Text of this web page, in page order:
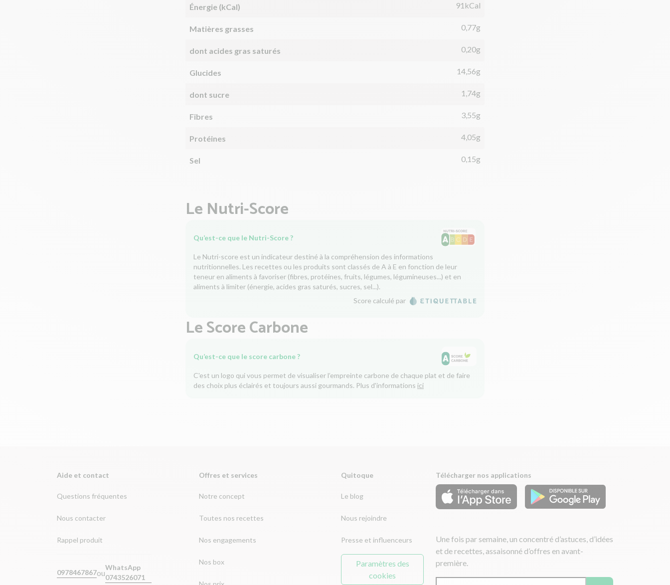
Énergie (kCal) 91kCal
Matières grasses 0,77g
dont acides gras saturés 0,20g
Glucides 14,56g
dont sucre 1,74g
Fibres 3,55g
Protéines 4,05g
Sel 0,15g
Le Nutri-Score
Qu’est-ce que le Nutri-Score ?
Le Nutri-score est un indicateur destiné à la compréhension des informations
nutritionnelles. Les recettes ou les produits sont classés de A à E en fonction de leur
teneur en aliments à favoriser (fibres, protéines, fruits, légumes, légumineuses...) et en
aliments à limiter (énergie, acides gras saturés, sucres, sel...).
Score calculé par
Le Score Carbone
Qu’est-ce que le score carbone ?
C'est un logo qui vous permet de visualiser l’empreinte carbone de chaque plat et de faire
des choix plus éclairés et toujours aussi gourmands. Plus d'informations ici
Aide et contact
Questions fréquentes
Nous contacter
Rappel produit
0978467867ou
WhatsApp
0743526071
Offres et services
Notre concept
Toutes nos recettes
Nos engagements
Nos box
Quitoque
Le blog
Nous rejoindre
Presse et influenceurs
Paramètres des
cookies
Télécharger nos applications
Une fois par semaine, un concentré d’astuces, d’idées
et de recettes, assaisonné d’offres en avant-
première.